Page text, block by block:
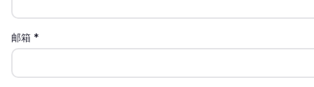
邮箱 *